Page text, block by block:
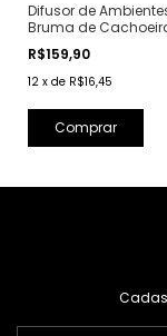
Difusor de
Bruma de
210ml
R$159,90
12 x de R$16,45